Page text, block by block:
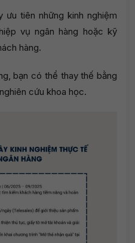
tiên những kinh nghiệm
vụ ngân hàng hoặc kỹ
hàng.
bạn có thể thay thế bằng
cứu khoa học.